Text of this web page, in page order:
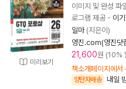
미리보기
이미지 및 완성 파
로그램 제공 - 이
일마(지은이)
영진.com(영진닷
21,600원 (10%
책소개페이지에서
양탄자배송 내일